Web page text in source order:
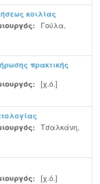
κοιλίας
Γούλα,
πρακτικής
[χ.ό.]
Τσαλκάνη,
[χ.ό.]